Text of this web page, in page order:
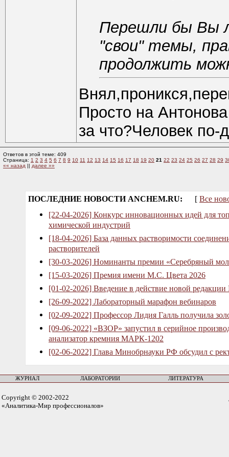
Перешли бы Вы
"свои" темы,
продолжить
Просто на
за что?Человек по-
Ответов в этой теме: 409
Страница: 1 2 3 4 5 6 7 8 9 10 11 12 13 14 15 16 17 18 19 20 21 22 23 24 25 26 27 28 29
«« назад || далее »»
ПОСЛЕДНИЕ НОВОСТИ ANCHEM.RU: [ Все
[22-04-2026] Конкурс инновационных идей для
химической индустрий
[18-04-2026] База данных растворимости
растворителей
[30-03-2026] Номинанты премии «Серебряный
[15-03-2026] Премия имени М.С. Цвета 2026
[01-02-2026] Введение в действие новой
[26-09-2022] Лабораторный марафон вебинаров
[02-09-2022] Профессор Лидия Галль получила
[09-06-2022] «ВЗОР» запустил в серийное
анализатор кремния МАРК-1202
[02-06-2022] Глава Минобрнауки РФ обсудил с
ЖУРНАЛ ЛАБОРАТОРИИ ЛИТЕРАТУРА
Copyright © 2002-2022
«Аналитика-Мир профессионалов»